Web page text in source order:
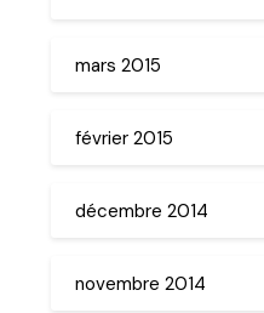
mars 2015
février 2015
décembre 2014
novembre 2014